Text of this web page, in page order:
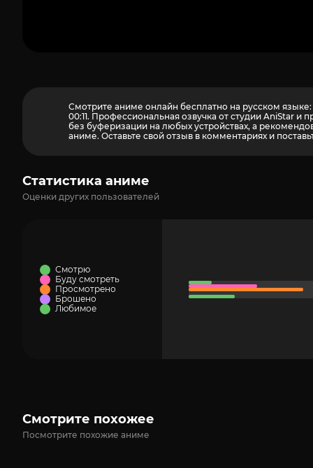
Смотрите аниме онлайн бесплатно на русском
00:11. Профессиональная озвучка от студии AniStar
без буферизации на любых устройствах, а
аниме. Оставьте свой отзыв в комментариях и
Статистика аниме
Оценки других пользователей
Смотрю
Буду смотреть
Просмотрено
Брошено
Любимое
Смотрите похожее
Посмотрите похожие аниме